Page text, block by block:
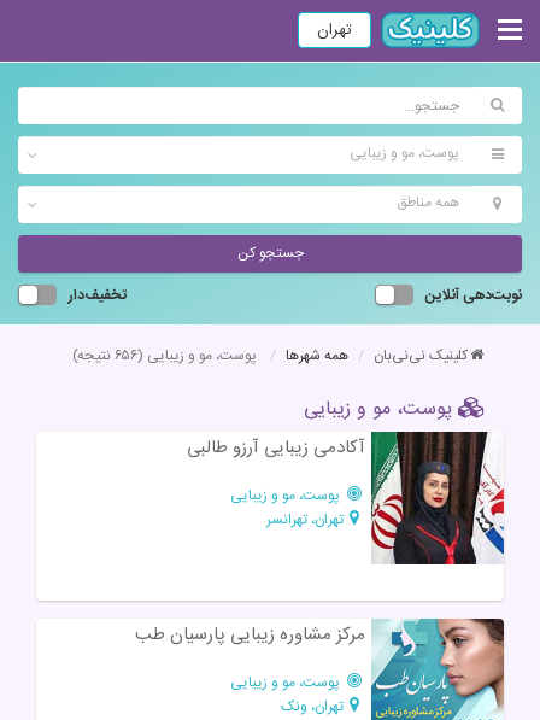
تهران
پوست، مو و زیبایی
همه مناطق
جستجو کن
نوبت‌دهی آنلاین
تخفیف‌دار
کلینیک نی‌نی‌بان همه شهرها پوست، مو و زیبایی (۶۵۶ نتیجه)
پوست، مو و زیبایی
آکادمی زیبایی آرزو طالبی
پوست، مو و زیبایی
تهران، تهرانسر
مرکز مشاوره زیبایی پارسیان طب
پوست، مو و زیبایی
تهران، ونک